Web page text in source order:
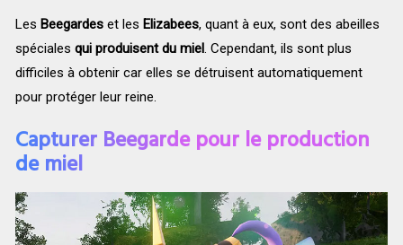
Les Beegardes et les Elizabees, quant à eux, sont des abeilles
spéciales qui produisent du miel. Cependant, ils sont plus
difficiles à obtenir car elles se détruisent automatiquement
pour protéger leur reine.
Capturer Beegarde pour le production
de miel